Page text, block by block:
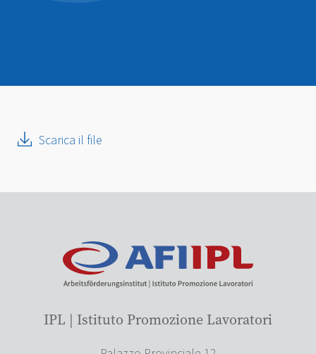
Scarica il file
IPL | Istituto Promozione Lavoratori